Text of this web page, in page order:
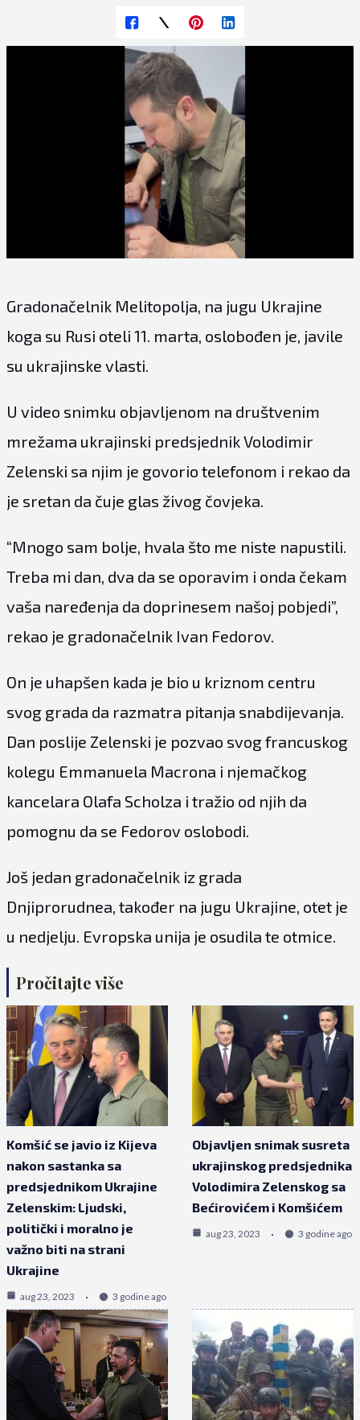
Gradonačelnik Melitopolja, na jugu Ukrajine
koga su Rusi oteli 11. marta, oslobođen je, javile
su ukrajinske vlasti.
U video snimku objavljenom na društvenim
mrežama ukrajinski predsjednik Volodimir
Zelenski sa njim je govorio telefonom i rekao da
je sretan da čuje glas živog čovjeka.
“Mnogo sam bolje, hvala što me niste napustili.
Treba mi dan, dva da se oporavim i onda čekam
vaša naređenja da doprinesem našoj pobjedi”,
rekao je gradonačelnik Ivan Fedorov.
On je uhapšen kada je bio u kriznom centru
svog grada da razmatra pitanja snabdijevanja.
Dan poslije Zelenski je pozvao svog francuskog
kolegu Emmanuela Macrona i njemačkog
kancelara Olafa Scholza i tražio od njih da
pomognu da se Fedorov oslobodi.
Još jedan gradonačelnik iz grada
Dnjiprorudnea, također na jugu Ukrajine, otet je
u nedjelju. Evropska unija je osudila te otmice.
Pročitajte više
Komšić se javio iz Kijeva
nakon sastanka sa
predsjednikom Ukrajine
Zelenskim: Ljudski,
politički i moralno je
važno biti na strani
Ukrajine
aug 23, 2023 3 godine ago
Objavljen snimak susreta
ukrajinskog predsjednika
Volodimira Zelenskog sa
Bećirovićem i Komšićem
aug 23, 2023 3 godine ago